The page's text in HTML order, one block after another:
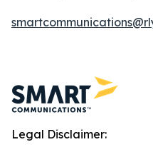
Legal Disclaimer: